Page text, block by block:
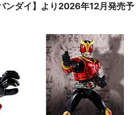
ンダイ】より2026年12月発売予